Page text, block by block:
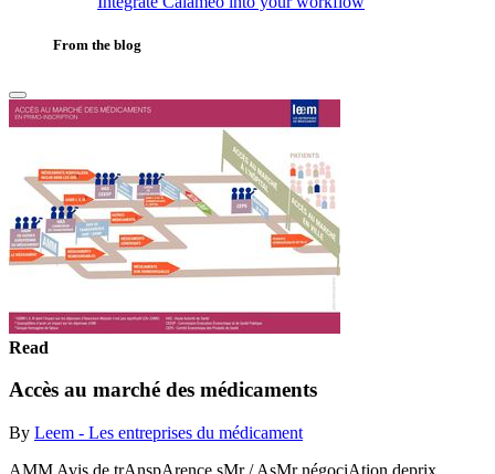
From the blog
Read
Accès au marché des médicaments
By Leem - Les entreprises du médicament
AMM Avis de trAnspArence sMr / AsMr négociAtion deprix